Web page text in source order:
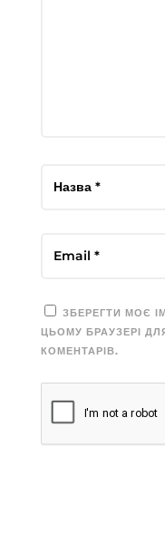
ЗБЕРЕГТИ МОЄ
ЦЬОМУ БРАУЗЕРІ
КОМЕНТАРІВ.